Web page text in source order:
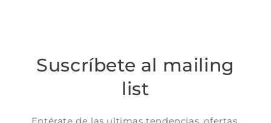
Suscríbete al mailing
list